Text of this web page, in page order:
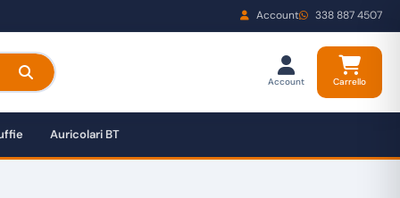
Account 338 887 4507
Account Carrello
Auricolari BT